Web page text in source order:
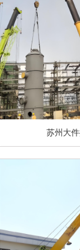
苏州大